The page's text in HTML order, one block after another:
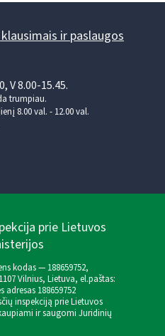
ir paslaugos
V 8.00-15.45.
trumpiau.
8.00 val. - 12.00 val.
prie Lietuvos
kodas — 188659752,
Vilnius, Lietuva, el.paštas:
188659752
inspekciją prie Lietuvos
ir saugomi Juridinių